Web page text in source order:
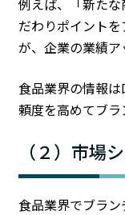
だわりポイント
が、企業の業績ア
食品業界の情報
頼度を高めてブラ
（２）市場
食品業界でブラ